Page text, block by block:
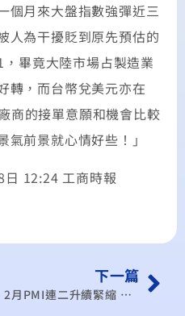
月來大盤指數強彈近三
人為干擾貶到原先預估的
畢竟大陸市場占製造業
轉，而台幣兌美元亦在
商的接單意願和機會比較
前景就心情好些！」
12:24 工商時報
下一篇
2月PMI連二升續緊縮 中經院：廠商轉冷靜、非景氣回升